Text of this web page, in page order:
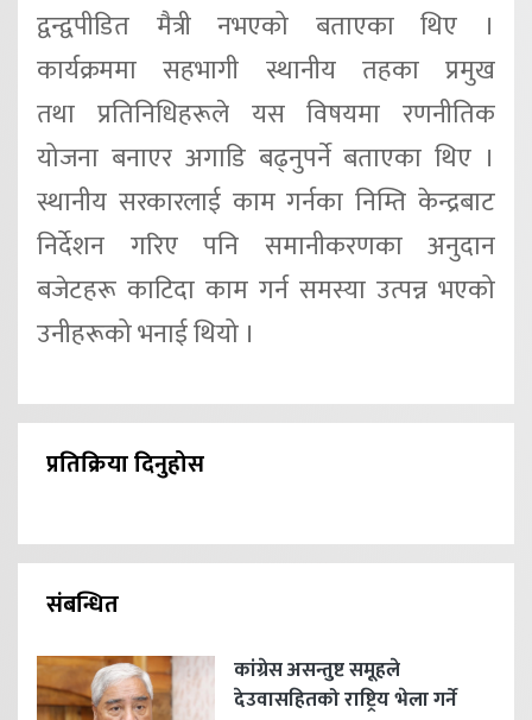
द्वन्द्वपीडित मैत्री नभएको
बताएका थिए ।
कार्यक्रममा सहभागी स्थानीय तहका प्रमुख
तथा प्रतिनिधिहरूले यस विषयमा रणनीतिक
योजना बनाएर अगाडि बढ्नुपर्ने बताएका थिए ।
स्थानीय सरकारलाई काम गर्नका निम्ति केन्द्रबाट
निर्देशन गरिए पनि समानीकरणका अनुदान
बजेटहरू काटिदा काम गर्न समस्या उत्पन्न भएको
उनीहरूको भनाई थियो ।
प्रतिक्रिया दिनुहोस
संबन्धित
कांग्रेस असन्तुष्ट समूहले
देउवासहितको राष्ट्रिय भेला गर्ने